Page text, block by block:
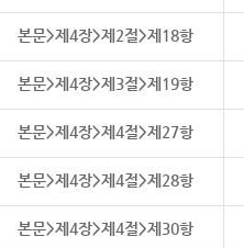
본문>제4장>제2절>제18항
본문>제4장>제3절>제19항
본문>제4장>제4절>제27항
본문>제4장>제4절>제28항
본문>제4장>제4절>제30항